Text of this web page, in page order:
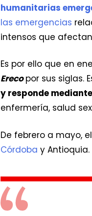
humanitarias
las emergencias
intensos que
Es por ello que en
Ereco por sus siglas.
y responde
enfermería, salud
De febrero a mayo,
Córdoba y Antioquia.